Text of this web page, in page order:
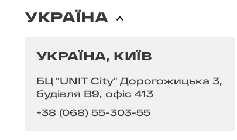
УКРАЇНА
УКРАЇНА, КИЇВ
БЦ "UNIT City" Дорогожицька 3,
будівля B9, офіс 413
+38 (068) 55-303-55